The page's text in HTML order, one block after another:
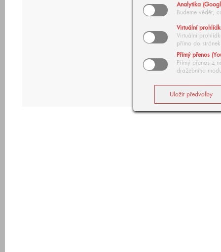
Analytika
Budeme vědět,
Virtuální
Virtuální
přímo do stránek
Přímý přenos
Přímý přenos z
dražebního